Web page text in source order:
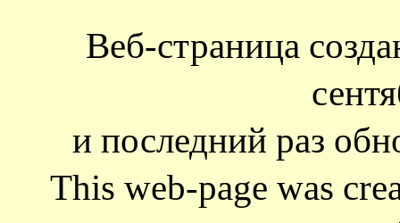
Веб-страница
и последний раз
This web-page was